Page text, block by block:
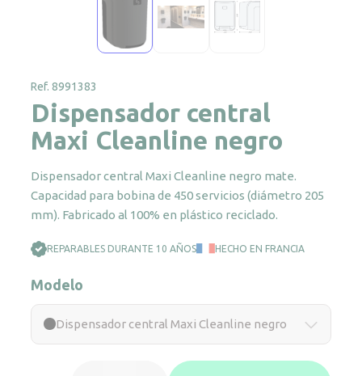
Ref. 8991383
Dispensador central
Maxi Cleanline negro
Dispensador central Maxi Cleanline negro mate.
Capacidad para bobina de 450 servicios (diámetro 205
mm). Fabricado al 100% en plástico reciclado.
REPARABLES DURANTE 10 AÑOS HECHO EN FRANCIA
Modelo
Dispensador central Maxi Cleanline negro